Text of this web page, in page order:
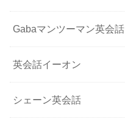
Gabaマンツーマン英会話
英会話イーオン
シェーン英会話